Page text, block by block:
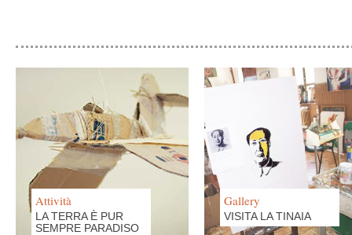
Attività
LA TERRA È PUR
SEMPRE PARADISO
Gallery
VISITA LA TINAIA